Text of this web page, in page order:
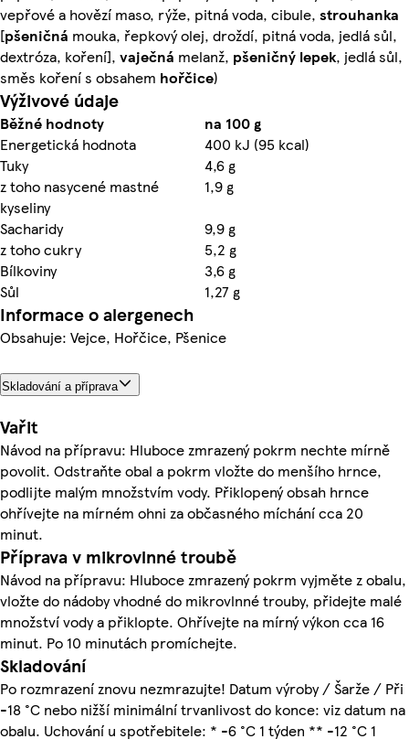
vepřové a hovězí maso, rýže, pitná voda, cibule, strouhanka
[pšeničná mouka, řepkový olej, droždí, pitná voda, jedlá sůl,
dextróza, koření], vaječná melanž, pšeničný lepek, jedlá sůl,
směs koření s obsahem hořčice)
Výživové údaje
Běžné hodnoty
na 100 g
Energetická hodnota
400 kJ (95 kcal)
Tuky
4,6 g
z toho nasycené mastné
kyseliny
1,9 g
Sacharidy
9,9 g
z toho cukry
5,2 g
Bílkoviny
3,6 g
Sůl
1,27 g
Informace o alergenech
Obsahuje: Vejce, Hořčice, Pšenice
Skladování a příprava
Vařit
Návod na přípravu: Hluboce zmrazený pokrm nechte mírně
povolit. Odstraňte obal a pokrm vložte do menšího hrnce,
podlijte malým množstvím vody. Přiklopený obsah hrnce
ohřívejte na mírném ohni za občasného míchání cca 20
minut.
Příprava v mikrovlnné troubě
Návod na přípravu: Hluboce zmrazený pokrm vyjměte z obalu,
vložte do nádoby vhodné do mikrovlnné trouby, přidejte malé
množství vody a přiklopte. Ohřívejte na mírný výkon cca 16
minut. Po 10 minutách promíchejte.
Skladování
Po rozmrazení znovu nezmrazujte! Datum výroby / Šarže / Při
-18 °C nebo nižší minimální trvanlivost do konce: viz datum na
obalu. Uchování u spotřebitele: * -6 °C 1 týden ** -12 °C 1